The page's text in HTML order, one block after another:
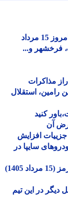
جدول قطعی برق شهرکرد، بروجن و لردگان امروز 15 مرداد
و...
مذاکرات
استقلال
کنید
افزایش
سایپا در
در این تیم